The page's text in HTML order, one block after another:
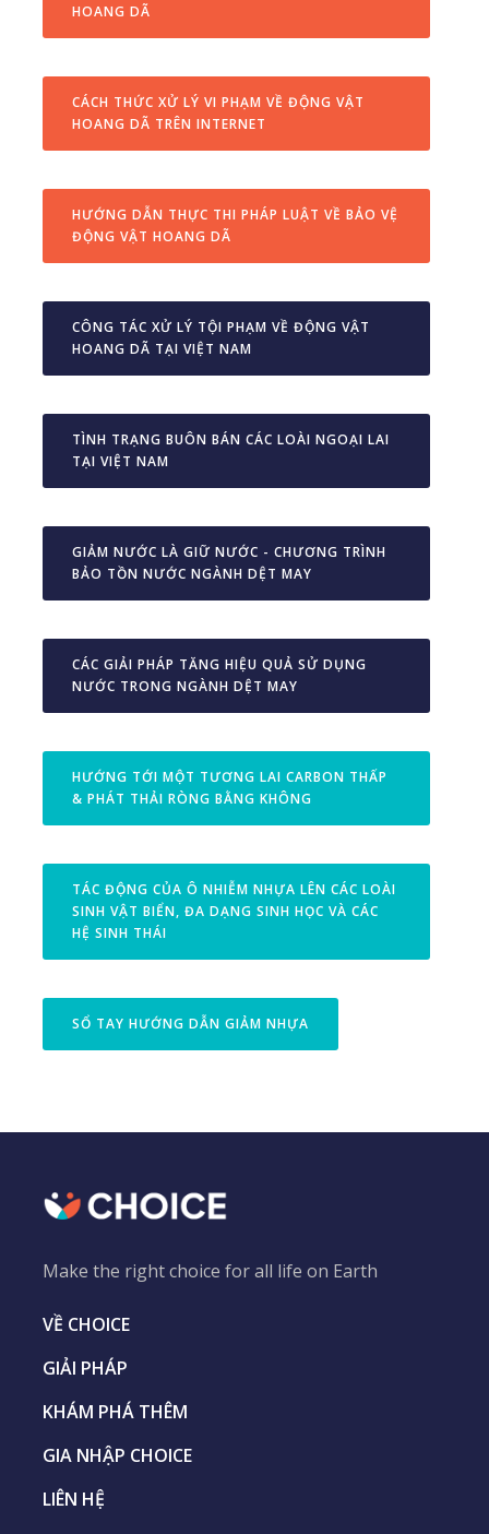
HOANG DÃ
CÁCH THỨC XỬ LÝ VI PHẠM VỀ ĐỘNG VẬT
HOANG DÃ TRÊN INTERNET
HƯỚNG DẪN THỰC THI PHÁP LUẬT VỀ BẢO VỆ
ĐỘNG VẬT HOANG DÃ
CÔNG TÁC XỬ LÝ TỘI PHẠM VỀ ĐỘNG VẬT
HOANG DÃ TẠI VIỆT NAM
TÌNH TRẠNG BUÔN BÁN CÁC LOÀI NGOẠI LAI
TẠI VIỆT NAM
GIẢM NƯỚC LÀ GIỮ NƯỚC - CHƯƠNG TRÌNH
BẢO TỒN NƯỚC NGÀNH DỆT MAY
CÁC GIẢI PHÁP TĂNG HIỆU QUẢ SỬ DỤNG
NƯỚC TRONG NGÀNH DỆT MAY
HƯỚNG TỚI MỘT TƯƠNG LAI CARBON THẤP
& PHÁT THẢI RÒNG BẰNG KHÔNG
TÁC ĐỘNG CỦA Ô NHIỄM NHỰA LÊN CÁC LOÀI
SINH VẬT BIỂN, ĐA DẠNG SINH HỌC VÀ CÁC
HỆ SINH THÁI
SỔ TAY HƯỚNG DẪN GIẢM NHỰA
Make the right choice for all life on Earth
VỀ CHOICE
GIẢI PHÁP
KHÁM PHÁ THÊM
GIA NHẬP CHOICE
LIÊN HỆ